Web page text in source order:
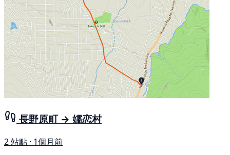
長野原町 → 嬬恋村
2 站點 · 1個月前